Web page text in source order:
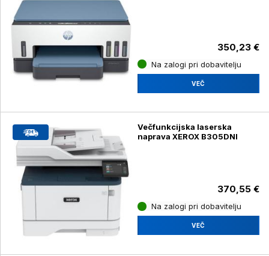
350,23 €
Na zalogi pri dobavitelju
VEČ
Večfunkcijska laserska
naprava XEROX B305DNI
370,55 €
Na zalogi pri dobavitelju
VEČ